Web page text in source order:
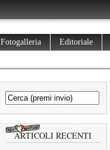
Fotogalleria Editoriale
ARTICOLI RECENTI